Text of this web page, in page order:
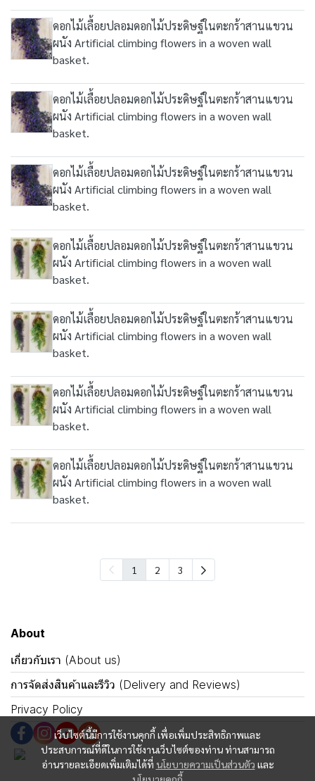
ดอกไม้เลื้อยปลอมดอกไม้ประดิษฐ์ในตะกร้าสานแขวน
ผนัง Artificial climbing flowers in a woven wall
basket.
ดอกไม้เลื้อยปลอมดอกไม้ประดิษฐ์ในตะกร้าสานแขวน
ผนัง Artificial climbing flowers in a woven wall
basket.
ดอกไม้เลื้อยปลอมดอกไม้ประดิษฐ์ในตะกร้าสานแขวน
ผนัง Artificial climbing flowers in a woven wall
basket.
ดอกไม้เลื้อยปลอมดอกไม้ประดิษฐ์ในตะกร้าสานแขวน
ผนัง Artificial climbing flowers in a woven wall
basket.
ดอกไม้เลื้อยปลอมดอกไม้ประดิษฐ์ในตะกร้าสานแขวน
ผนัง Artificial climbing flowers in a woven wall
basket.
ดอกไม้เลื้อยปลอมดอกไม้ประดิษฐ์ในตะกร้าสานแขวน
ผนัง Artificial climbing flowers in a woven wall
basket.
ดอกไม้เลื้อยปลอมดอกไม้ประดิษฐ์ในตะกร้าสานแขวน
ผนัง Artificial climbing flowers in a woven wall
basket.
1 2 3
เว็บไซต์นี้มีการใช้งานคุกกี้ เพื่อเพิ่มประสิทธิภาพและ
ประสบการณ์ที่ดีในการใช้งานเว็บไซต์ของท่าน ท่านสามารถ
อ่านรายละเอียดเพิ่มเติมได้ที่ นโยบายความเป็นส่วนตัว และ
About
เกี่ยวกับเรา (About us)
การจัดส่งสินค้าและรีวิว (Delivery and Reviews)
Privacy Policy